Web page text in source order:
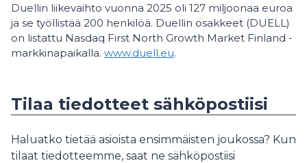
Duellin liikevaihto vuonna 2025 oli 127 miljoonaa euroa
ja se työllistää 200 henkilöä. Duellin osakkeet (DUELL)
on listattu Nasdaq First North Growth Market Finland -
markkinapaikalla. www.duell.eu.
Tilaa tiedotteet sähköpostiisi
Haluatko tietää asioista ensimmäisten joukossa? Kun
tilaat tiedotteemme, saat ne sähköpostiisi